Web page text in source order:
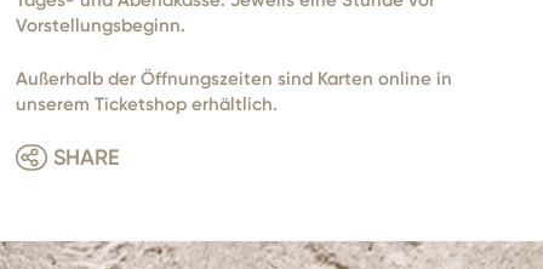
Vorstellungsbeginn.
Außerhalb der Öffnungszeiten sind Karten online in
unserem Ticketshop erhältlich.
SHARE